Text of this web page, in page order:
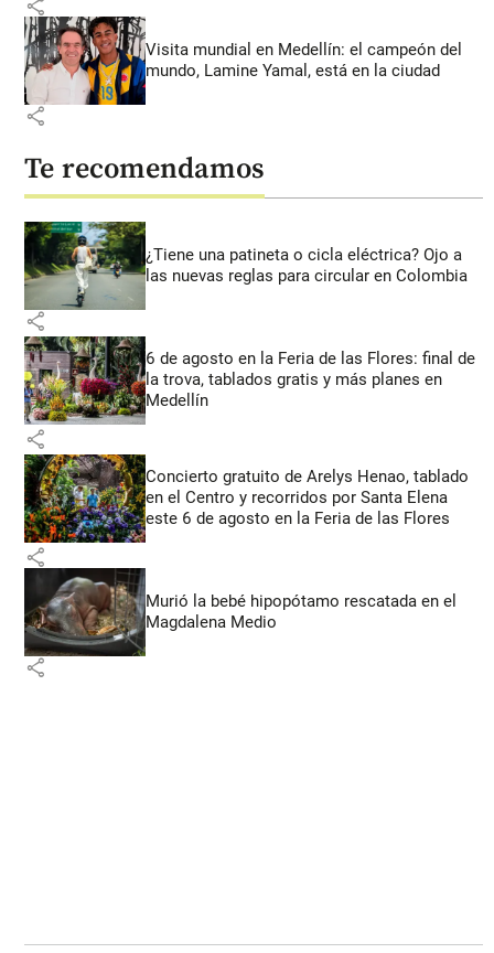
share
Visita mundial en Medellín: el campeón del
mundo, Lamine Yamal, está en la ciudad
share
Te recomendamos
¿Tiene una patineta o cicla eléctrica? Ojo a
las nuevas reglas para circular en Colombia
share
6 de agosto en la Feria de las Flores: final de
la trova, tablados gratis y más planes en
Medellín
share
Concierto gratuito de Arelys Henao, tablado
en el Centro y recorridos por Santa Elena
este 6 de agosto en la Feria de las Flores
share
Murió la bebé hipopótamo rescatada en el
Magdalena Medio
share